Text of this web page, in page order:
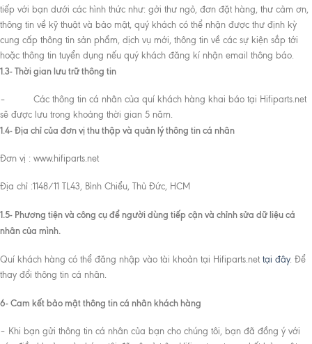
tiếp với bạn dưới các hình thức như: gởi thư ngỏ, đơn đặt hàng, thư cảm ơn,
thông tin về kỹ thuật và bảo mật, quý khách có thể nhận được thư định kỳ
cung cấp thông tin sản phẩm, dịch vụ mới, thông tin về các sự kiện sắp tới
hoặc thông tin tuyển dụng nếu quý khách đăng kí nhận email thông báo.
1.3- Thời gian lưu trữ thông tin
– Các thông tin cá nhân của quí khách hàng khai báo tại Hifiparts.net
sẽ được lưu trong khoảng thời gian 5 năm.
1.4- Địa chỉ của đơn vị thu thập và quản lý thông tin cá nhân
Đơn vị : www.hifiparts.net
Địa chỉ :1148/11 TL43, Bình Chiểu, Thủ Đức, HCM
1.5- Phương tiện và công cụ để người dùng tiếp cận và chỉnh sửa dữ liệu cá
nhân của mình.
Quí khách hàng có thể đăng nhập vào tài khoản tại Hifiparts.net tại đây. Để
thay đổi thông tin cá nhân.
6- Cam kết bảo mật thông tin cá nhân khách hàng
– Khi bạn gửi thông tin cá nhân của bạn cho chúng tôi, bạn đã đồng ý với